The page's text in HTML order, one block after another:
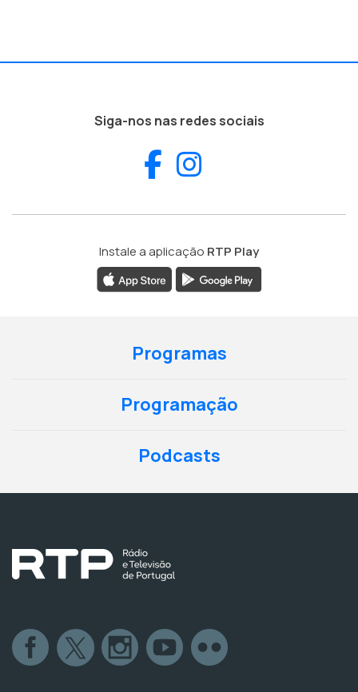
Siga-nos nas redes sociais
Facebook
Instale a aplicação RTP Play
Programas
Programação
Podcasts